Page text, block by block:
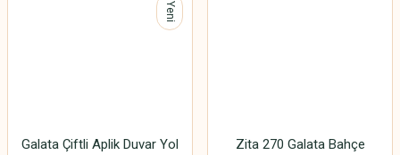
Yeni
Galata Çiftli Aplik Duvar Yol
Zita 270 Galata Bahçe